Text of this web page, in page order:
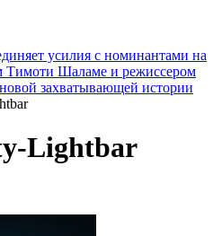
усилия с номинантами на
Шаламе и режиссером
захватывающей истории
Lightbar